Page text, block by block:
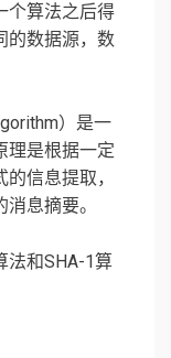
个算法之后得
的数据源，数
）是一
理是根据一定
信息提取，
息摘要。
法和SHA-1算